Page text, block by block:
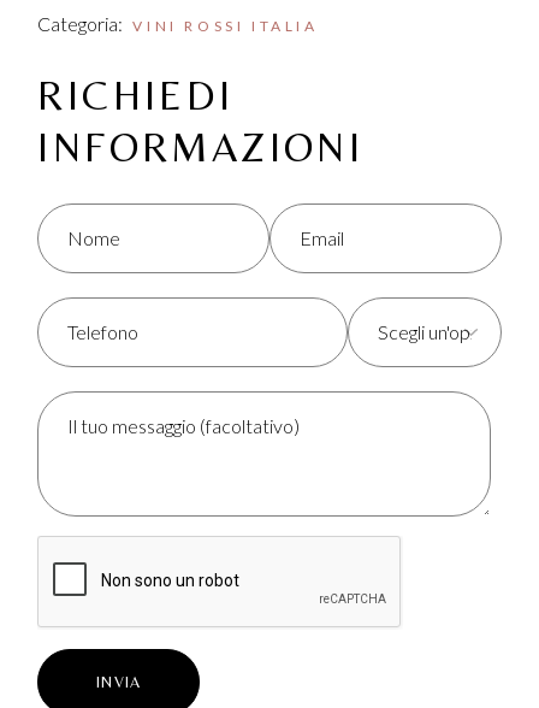
Categoria: VINI ROSSI ITALIA
RICHIEDI
INFORMAZIONI
INVIA